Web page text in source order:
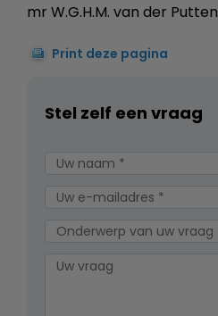
mr W.G.H.M. van der Putten
Print deze pagina
Stel zelf een vraag